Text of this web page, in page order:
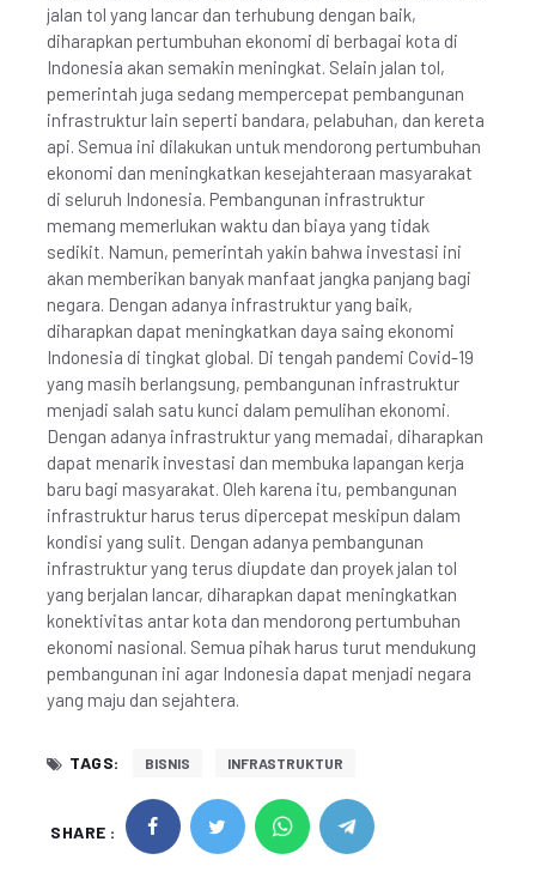
jalan tol yang lancar dan terhubung dengan baik,
diharapkan pertumbuhan ekonomi di berbagai kota di
Indonesia akan semakin meningkat. Selain jalan tol,
pemerintah juga sedang mempercepat pembangunan
infrastruktur lain seperti bandara, pelabuhan, dan kereta
api. Semua ini dilakukan untuk mendorong pertumbuhan
ekonomi dan meningkatkan kesejahteraan masyarakat
di seluruh Indonesia. Pembangunan infrastruktur
memang memerlukan waktu dan biaya yang tidak
sedikit. Namun, pemerintah yakin bahwa investasi ini
akan memberikan banyak manfaat jangka panjang bagi
negara. Dengan adanya infrastruktur yang baik,
diharapkan dapat meningkatkan daya saing ekonomi
Indonesia di tingkat global. Di tengah pandemi Covid-19
yang masih berlangsung, pembangunan infrastruktur
menjadi salah satu kunci dalam pemulihan ekonomi.
Dengan adanya infrastruktur yang memadai, diharapkan
dapat menarik investasi dan membuka lapangan kerja
baru bagi masyarakat. Oleh karena itu, pembangunan
infrastruktur harus terus dipercepat meskipun dalam
kondisi yang sulit. Dengan adanya pembangunan
infrastruktur yang terus diupdate dan proyek jalan tol
yang berjalan lancar, diharapkan dapat meningkatkan
konektivitas antar kota dan mendorong pertumbuhan
ekonomi nasional. Semua pihak harus turut mendukung
pembangunan ini agar Indonesia dapat menjadi negara
yang maju dan sejahtera.
TAGS: BISNIS INFRASTRUKTUR
SHARE :